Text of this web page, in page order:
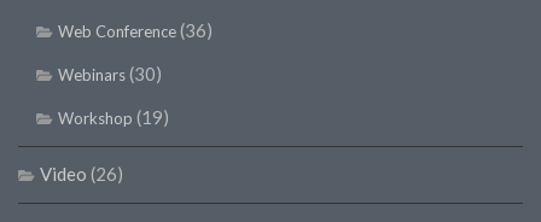
Web Conference(36)
Webinars(30)
Workshop (19)
Video (26)